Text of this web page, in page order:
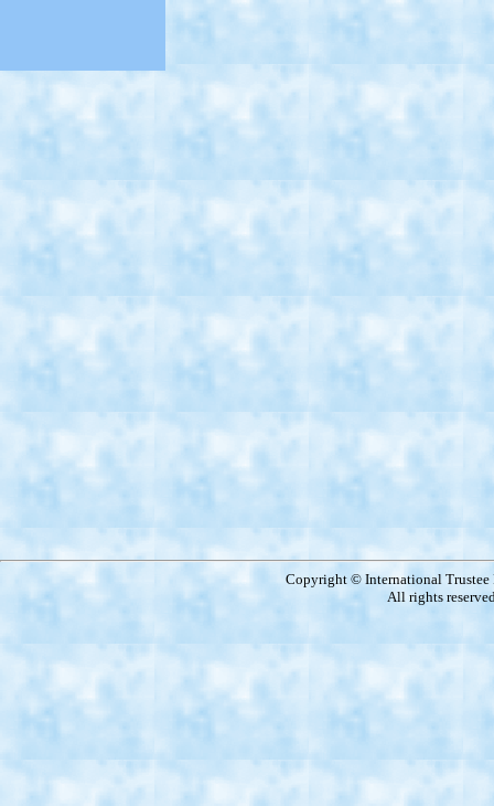
Copyright © International Trustee
All rights